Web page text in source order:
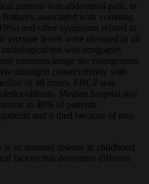
patients was abdominal pain, in
associated with vomiting
and other symptoms related to
enzyme levels were elevated in all
test was ecography
common image the enlargement
managed conservatively with
of 48 hours. ERCP was
Median hospital stay
in 40% of patients.
and 6 died because of non-
is an unusual disease in childhood
factors that determine different